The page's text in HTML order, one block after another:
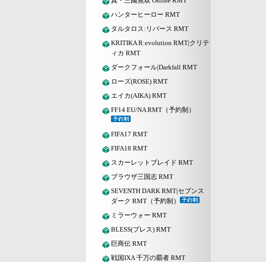
ハンターヒーロー RMT
タルタロス:リバース RMT
KRITIKA R:evolution RMT|クリテ
ィカ RMT
ダークフォール|Darkfall RMT
ローズ(ROSE) RMT
エイカ(AIKA) RMT
FF14 EU/NA RMT（予約制）
FIFA17 RMT
FIFA18 RMT
スカーレットブレイド RMT
ブラウザ三国志 RMT
SEVENTH DARK RMT|セブンス
ダーク RMT（予約制）
ミラーウォー RMT
BLESS(ブレス) RMT
巨商伝 RMT
戦国IXA 千万の覇者 RMT